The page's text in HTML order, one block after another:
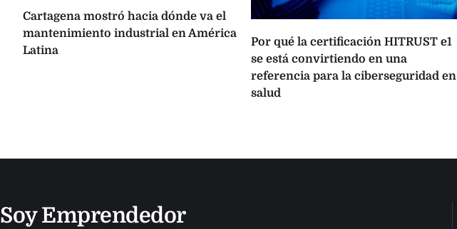
Cartagena mostró hacia dónde va el
mantenimiento industrial en América
Latina
Por qué la certificación HITRUST e1
se está convirtiendo en una
referencia para la ciberseguridad en
salud
Soy Emprendedor